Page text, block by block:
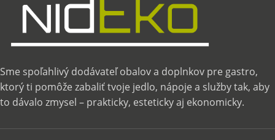
Sme spoľahlivý dodávateľ obalov a doplnkov pre gastro,
ktorý ti pomôže zabaliť tvoje jedlo, nápoje a služby tak, aby
to dávalo zmysel – prakticky, esteticky aj ekonomicky.